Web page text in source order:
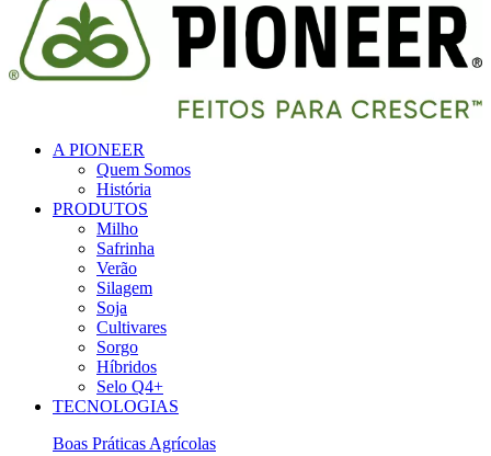
A PIONEER
Quem Somos
História
PRODUTOS
Milho
Safrinha
Verão
Silagem
Soja
Cultivares
Sorgo
Híbridos
Selo Q4+
TECNOLOGIAS
Boas Práticas Agrícolas